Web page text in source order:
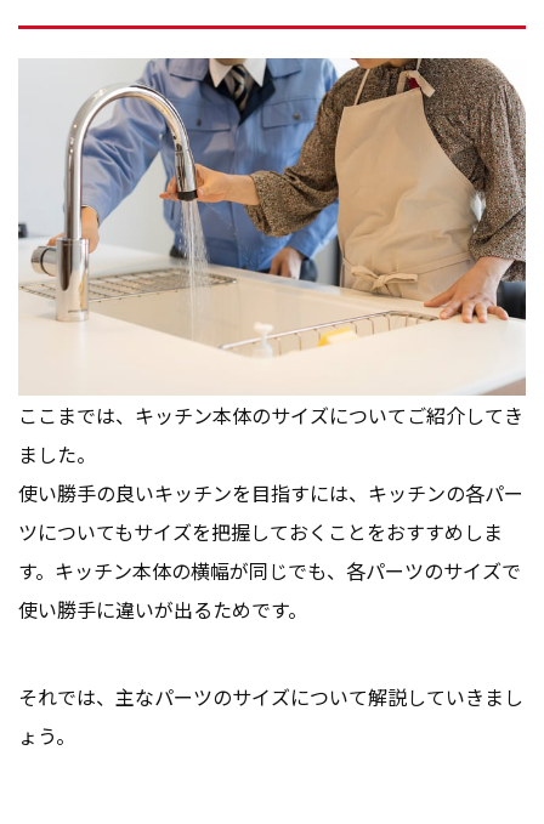
ここまでは、キッチン本体のサイズについてご紹介してき
ました。
使い勝手の良いキッチンを目指すには、キッチンの各パー
ツについてもサイズを把握しておくことをおすすめしま
す。キッチン本体の横幅が同じでも、各パーツのサイズで
使い勝手に違いが出るためです。
それでは、主なパーツのサイズについて解説していきまし
ょう。